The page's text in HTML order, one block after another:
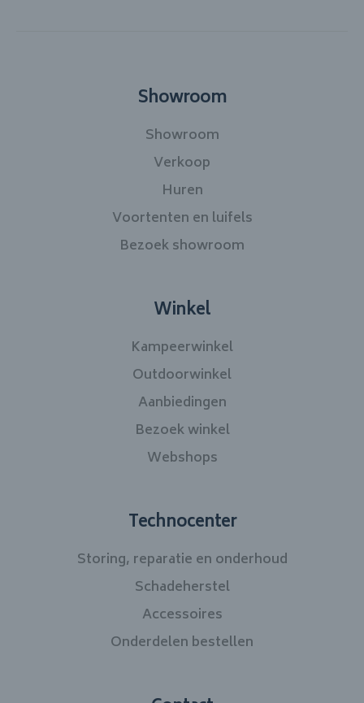
Showroom
Showroom
Verkoop
Huren
Voortenten en luifels
Bezoek showroom
Winkel
Kampeerwinkel
Outdoorwinkel
Aanbiedingen
Bezoek winkel
Webshops
Technocenter
Storing, reparatie en onderhoud
Schadeherstel
Accessoires
Onderdelen bestellen